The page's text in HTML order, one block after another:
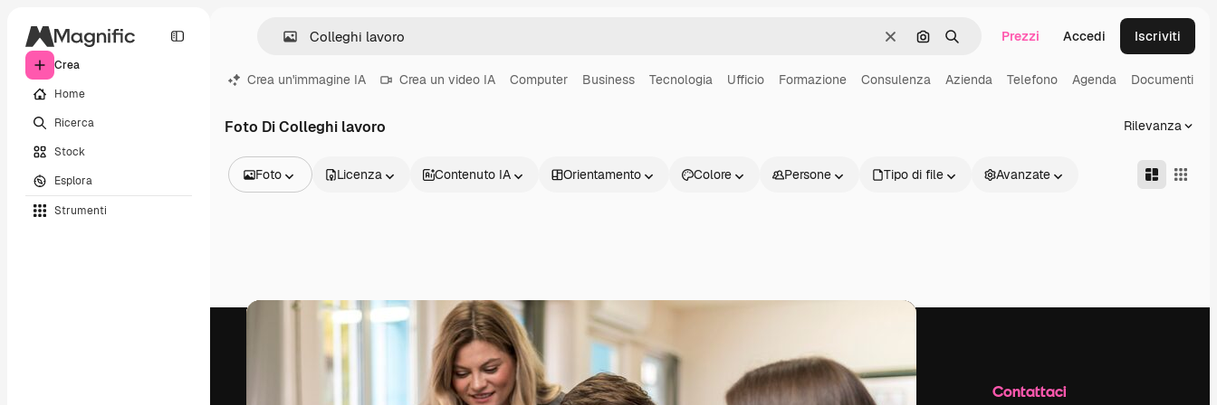
Crea
Home
Ricerca
Stock
Esplora
Strumenti
CancellaCerca per immagine
Ricerca Prezzi Accedi Iscriviti
Crea un'immagine IA Crea un video IA Computer Business Tecnologia Ufficio Formazione Consulenza Azienda Telefono Agenda Documenti
Foto Di Colleghi lavoro Rilevanza
Foto
Video
Modelli di video
Licenza Contenuto IA Orientamento Colore Persone Tipo di file Avanzate
Prodotti Inizia Azienda Contattaci